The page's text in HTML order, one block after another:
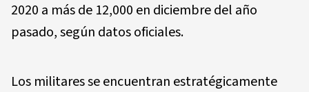
2020 a más de 12,000 en diciembre del año
pasado, según datos oficiales.
Los militares se encuentran estratégicamente